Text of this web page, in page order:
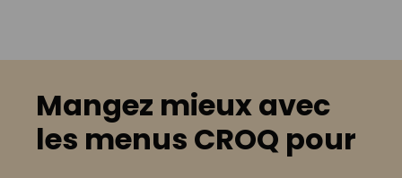
Mangez mieux avec
les menus CROQ pour